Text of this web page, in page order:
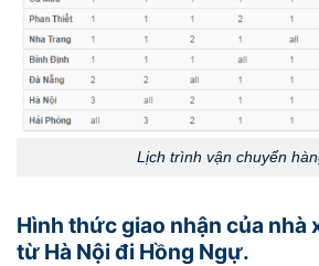
Lịch trình vận chuyển
Hình thức giao nhận của nhà
từ Hà Nội đi Hồng Ngự.